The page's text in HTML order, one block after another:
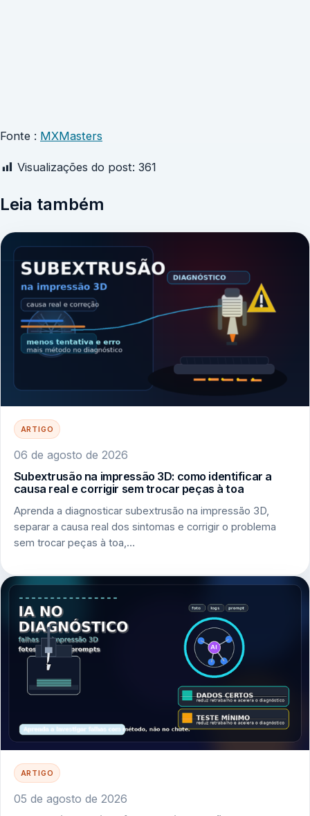
Fonte : MXMasters
Visualizações do post: 361
Leia também
ARTIGO
06 de agosto de 2026
Subextrusão na impressão 3D: como identificar a
causa real e corrigir sem trocar peças à toa
Aprenda a diagnosticar subextrusão na impressão 3D,
separar a causa real dos sintomas e corrigir o problema
sem trocar peças à toa,…
ARTIGO
05 de agosto de 2026